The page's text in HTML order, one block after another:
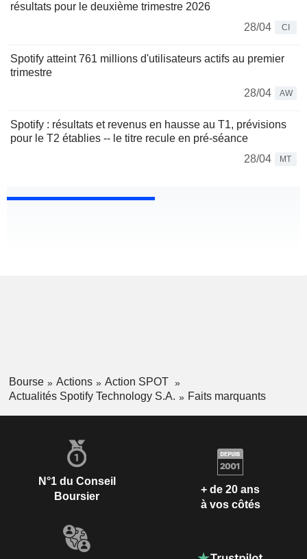
résultats pour le deuxième trimestre 2026
28/04
CI
Spotify atteint 761 millions d'utilisateurs actifs au premier
trimestre
28/04
AW
Spotify : résultats et revenus en hausse au T1, prévisions
pour le T2 établies -- le titre recule en pré-séance
28/04
MT
Bourse Actions
Action SPOT
Actualités Spotify Technology S.A.
Faits marquants
N°1 du Conseil
Boursier
+ de 20 ans
à vos côtés